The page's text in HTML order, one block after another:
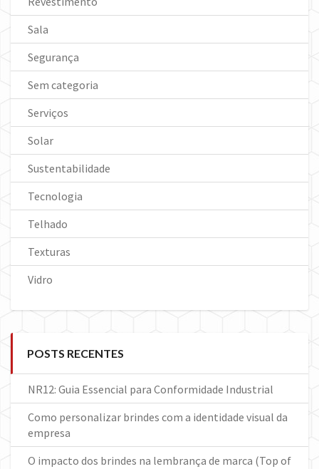
Sala
Segurança
Sem categoria
Serviços
Solar
Sustentabilidade
Tecnologia
Telhado
Texturas
Vidro
POSTS RECENTES
NR12: Guia Essencial para Conformidade Industrial
Como personalizar brindes com a identidade visual da
empresa
O impacto dos brindes na lembrança de marca (Top of